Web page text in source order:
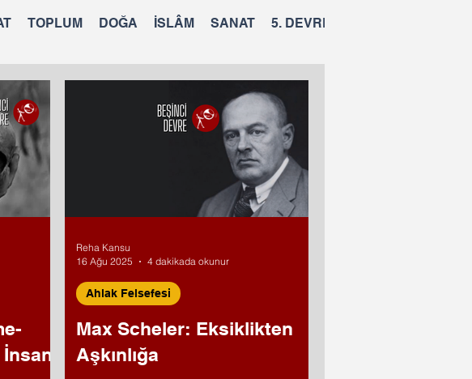
TOPLUM DOĞA İSLÂM SANAT 5. DEVRE
Max Scheler: Eksiklikten
Aşkınlığa
Ahlak Felsefesi
Reha Kansu
16 Ağu 2025
4 dakikada okunur